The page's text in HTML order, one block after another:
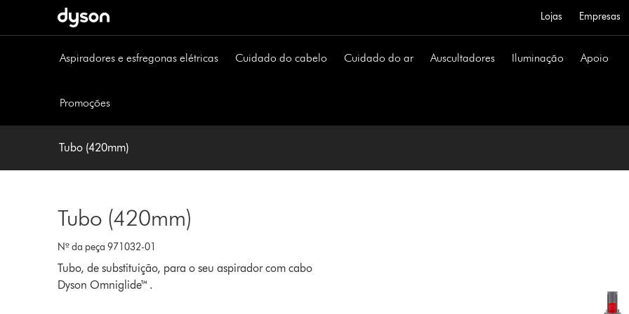
Lojas Empresas
Aspiradores e esfregonas elétricas Cuidado do cabelo Cuidado do ar Auscultadores Iluminação Apoio
Promoções
Tubo (420mm)
Tubo (420mm)
Nº da peça 971032-01
Tubo, de substituição, para o seu aspirador com cabo
Dyson Omniglide™ .